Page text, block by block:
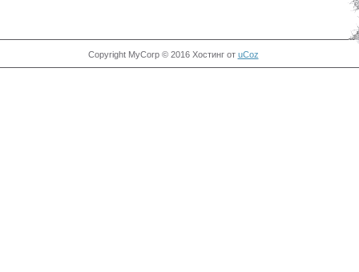
Copyright MyCorp © 2016 Хостинг от uCoz